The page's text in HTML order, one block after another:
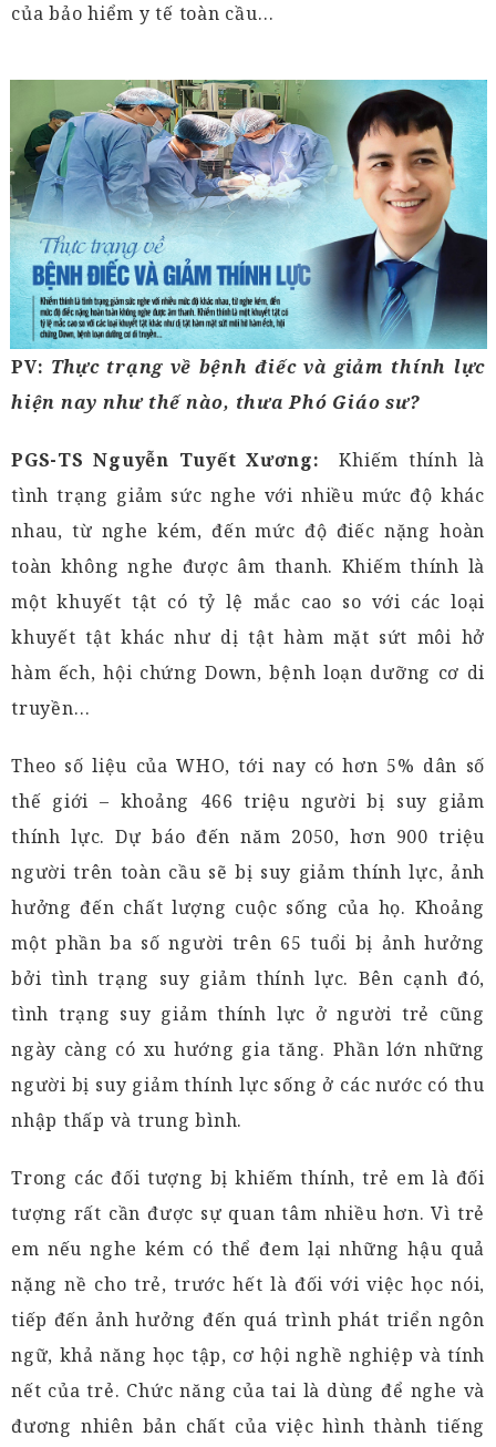
của bảo hiểm y tế toàn cầu…
PV: Thực trạng về bệnh điếc và giảm thính lực
hiện nay như thế nào, thưa Phó Giáo sư?
PGS-TS Nguyễn Tuyết Xương:Khiếm thính là
tình trạng giảm sức nghe với nhiều mức độ khác
nhau, từ nghe kém, đến mức độ điếc nặng hoàn
toàn không nghe được âm thanh. Khiếm thính là
một khuyết tật có tỷ lệ mắc cao so với các loại
khuyết tật khác như dị tật hàm mặt sứt môi hở
hàm ếch, hội chứng Down, bệnh loạn dưỡng cơ di
truyền…
Theo số liệu của WHO, tới nay có hơn 5% dân số
thế giới – khoảng 466 triệu người bị suy giảm
thính lực. Dự báo đến năm 2050, hơn 900 triệu
người trên toàn cầu sẽ bị suy giảm thính lực, ảnh
hưởng đến chất lượng cuộc sống của họ. Khoảng
một phần ba số người trên 65 tuổi bị ảnh hưởng
bởi tình trạng suy giảm thính lực. Bên cạnh đó,
tình trạng suy giảm thính lực ở người trẻ cũng
ngày càng có xu hướng gia tăng. Phần lớn những
người bị suy giảm thính lực sống ở các nước có thu
nhập thấp và trung bình.
Trong các đối tượng bị khiếm thính, trẻ em là đối
tượng rất cần được sự quan tâm nhiều hơn. Vì trẻ
em nếu nghe kém có thể đem lại những hậu quả
nặng nề cho trẻ, trước hết là đối với việc học nói,
tiếp đến ảnh hưởng đến quá trình phát triển ngôn
ngữ, khả năng học tập, cơ hội nghề nghiệp và tính
nết của trẻ. Chức năng của tai là dùng để nghe và
đương nhiên bản chất của việc hình thành tiếng